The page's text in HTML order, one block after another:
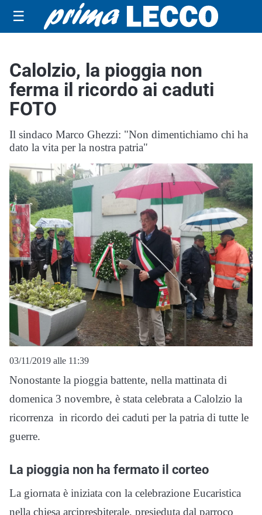
☰
Calolzio, la pioggia non
ferma il ricordo ai caduti
FOTO
Il sindaco Marco Ghezzi: "Non dimentichiamo chi ha
dato la vita per la nostra patria"
03/11/2019 alle 11:39
Nonostante la pioggia battente, nella mattinata di
domenica 3 novembre, è stata celebrata a Calolzio la
ricorrenza in ricordo dei caduti per la patria di tutte le
guerre.
La pioggia non ha fermato il corteo
La giornata è iniziata con la celebrazione Eucaristica
nella chiesa arcipresbiterale, presieduta dal parroco